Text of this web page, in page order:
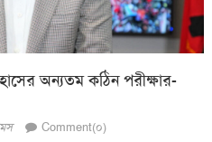
অন্যতম কঠিন পরীক্ষার-
Comment(০)